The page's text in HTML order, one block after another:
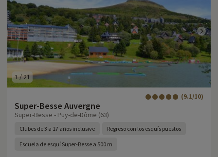
1/21
Super-Besse Auvergne
(9.1/10)
Super-Besse - Puy-de-Dôme (63)
Clubes de 3 a 17 años inclusive Regreso con los esquís puestos
Escuela de esquí Super-Besse a 500 m